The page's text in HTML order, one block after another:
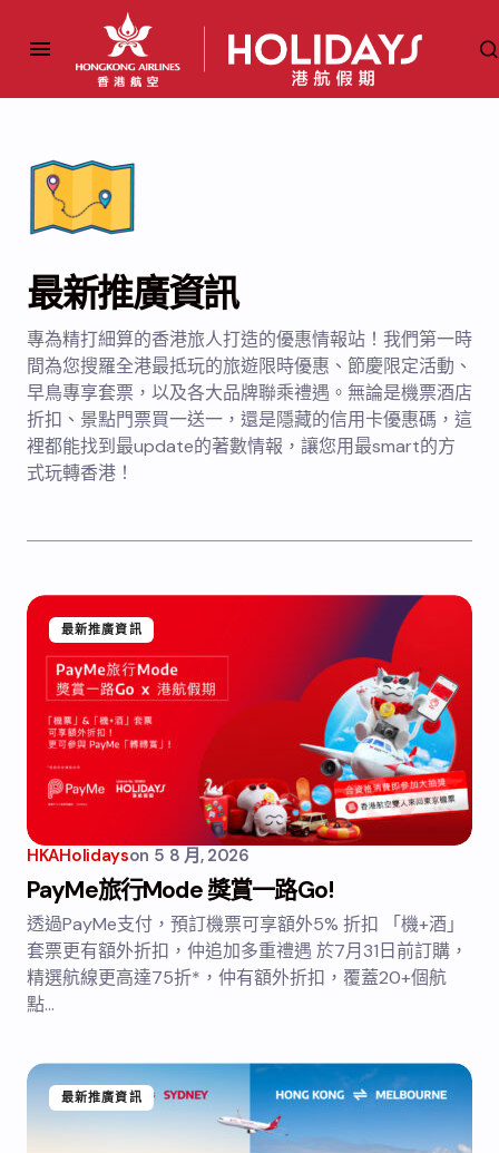
最新推廣資訊
專為精打細算的香港旅人打造的優惠情報站！我們第一時
間為您搜羅全港最抵玩的旅遊限時優惠、節慶限定活動、
早鳥專享套票，以及各大品牌聯乘禮遇。無論是機票酒店
折扣、景點門票買一送一，還是隱藏的信用卡優惠碼，這
裡都能找到最update的著數情報，讓您用最smart的方
式玩轉香港！
最新推廣資訊
HKAHolidayson 5 8 月, 2026
PayMe旅行Mode 獎賞一路Go!
透過PayMe支付，預訂機票可享額外5% 折扣 「機+酒」
套票更有額外折扣，仲追加多重禮遇 於7月31日前訂購，
精選航線更高達75折*，仲有額外折扣，覆蓋20+個航
點…
最新推廣資訊